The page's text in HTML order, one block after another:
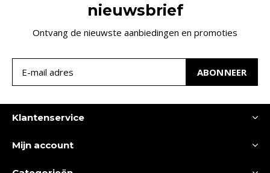
nieuwsbrief
Ontvang de nieuwste aanbiedingen en promoties
ABONNEER
Klantenservice
Mijn account